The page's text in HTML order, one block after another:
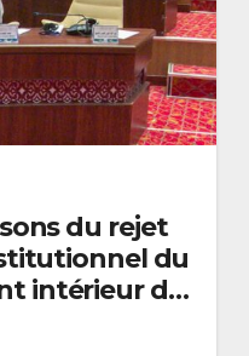
du rejet
du
intérieur du